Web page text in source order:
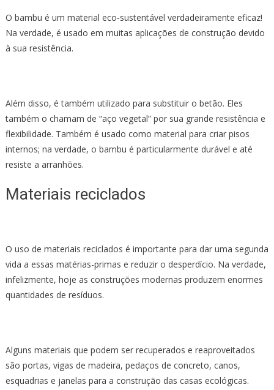
O bambu é um material eco-sustentável verdadeiramente eficaz!
Na verdade, é usado em muitas aplicações de construção devido
à sua resistência.
Além disso, é também utilizado para substituir o betão. Eles
também o chamam de “aço vegetal” por sua grande resistência e
flexibilidade. Também é usado como material para criar pisos
internos; na verdade, o bambu é particularmente durável e até
resiste a arranhões.
Materiais reciclados
O uso de materiais reciclados é importante para dar uma segunda
vida a essas matérias-primas e reduzir o desperdício. Na verdade,
infelizmente, hoje as construções modernas produzem enormes
quantidades de resíduos.
Alguns materiais que podem ser recuperados e reaproveitados
são portas, vigas de madeira, pedaços de concreto, canos,
esquadrias e janelas para a construção das casas ecológicas.